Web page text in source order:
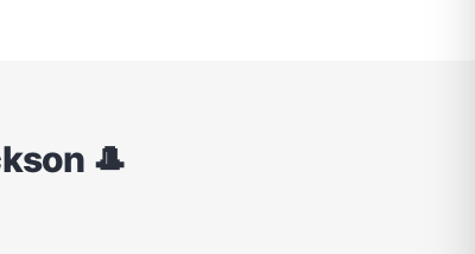
🎩